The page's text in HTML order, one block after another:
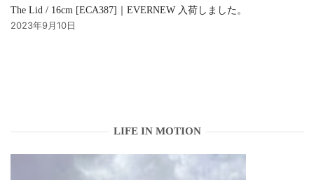
The Lid / 16cm [ECA387]｜EVERNEW 入荷しました。
2023年9月10日
LIFE IN MOTION